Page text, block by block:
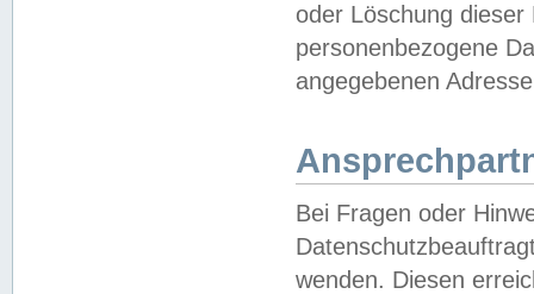
oder Löschung
personenbezogene
angegebenen
Bei Fragen oder
wenden. Diesen